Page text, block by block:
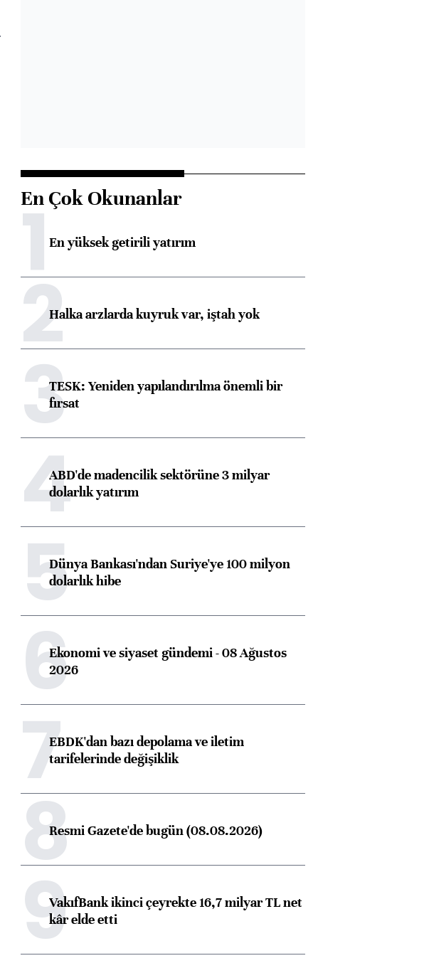
En Çok Okunanlar
1En yüksek getirili yatırım
2Halka arzlarda kuyruk var, iştah yok
3TESK: Yeniden yapılandırılma önemli bir
fırsat
4ABD'de madencilik sektörüne 3 milyar
dolarlık yatırım
5Dünya Bankası'ndan Suriye'ye 100 milyon
dolarlık hibe
6Ekonomi ve siyaset gündemi - 08 Ağustos
2026
7EBDK'dan bazı depolama ve iletim
tarifelerinde değişiklik
8Resmi Gazete'de bugün (08.08.2026)
9VakıfBank ikinci çeyrekte 16,7 milyar TL net
kâr elde etti